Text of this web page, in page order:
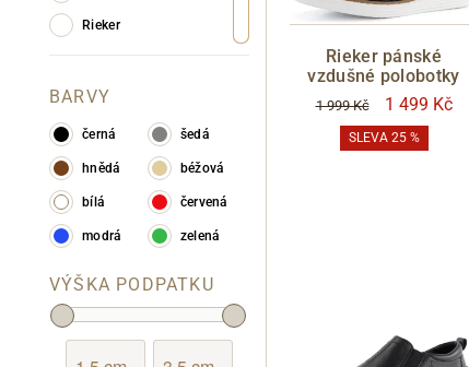
Rieker
BARVY
černá šedá
hnědá béžová
bílá červená
modrá zelená
VÝŠKA PODPATKU
Rieker pánské
vzdušné polobotky
1 999 Kč 1 499 Kč
SLEVA 25 %